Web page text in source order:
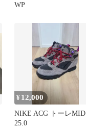
WP
¥ 12,000
NIKE ACG トーレMID
25.0